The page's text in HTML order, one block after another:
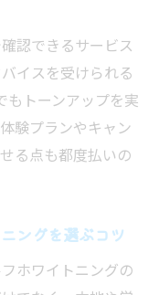
認できるサービス
イスを受けられる
もトーンアップを実
験プランやキャン
る点も都度払いの
ングを選ぶコツ
ホワイトニングの